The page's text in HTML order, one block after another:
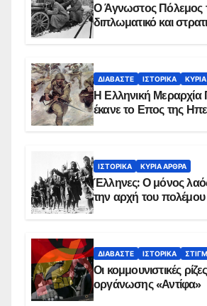
Ο Άγνωστος Πόλεμος
διπλωματικό και
ΔΙΑΒΆΣΤΕ ΙΣΤΟΡΙΚΆ
Η Ελληνική Μεραρχία
έκανε το Επος της
ΙΣΤΟΡΙΚΆ ΚΥΡΙΑ ΑΡΘΡΑ
Έλληνες: Ο μόνος
την αρχή του πολέμου
ΔΙΑΒΆΣΤΕ ΙΣΤΟΡΙΚΆ
Οι κομμουνιστικές
οργάνωσης «Αντίφα»